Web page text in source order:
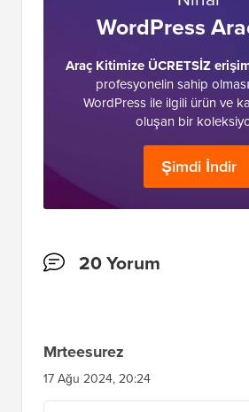
Nihai
WordPress
Araç Kitimize ÜCRETSİZ
profesyonelin sahip
WordPress ile ilgili ürün ve
oluşan bir
Şimdi İndir
Okuyucu
Mrteesurez
17 Ağu 2024, 20:24